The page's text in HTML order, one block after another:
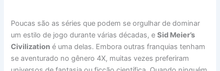
Poucas são as séries que podem se orgulhar de dominar
um estilo de jogo durante várias décadas, eSid Meier’s
Civilization é uma delas. Embora outras franquias tenham
se aventurado no gênero 4X, muitas vezes preferiram